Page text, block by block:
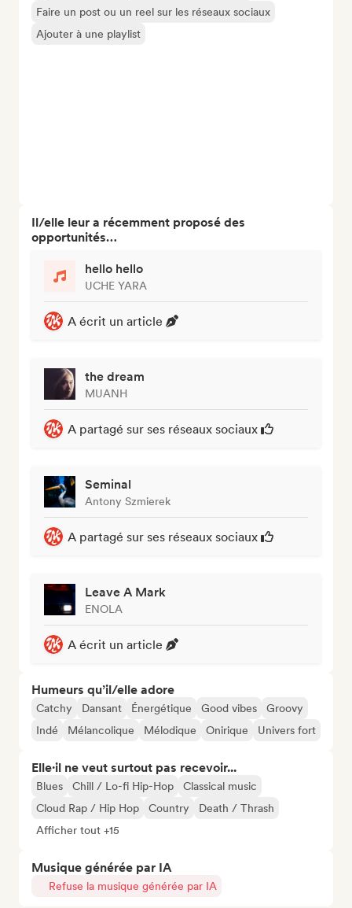
Faire un post ou un reel sur les réseaux sociaux
Ajouter à une playlist
Il/elle leur a récemment proposé des
opportunités…
hello hello
UCHE YARA
A écrit un article
the dream
MUANH
A partagé sur ses réseaux sociaux
Seminal
Antony Szmierek
A partagé sur ses réseaux sociaux
Leave A Mark
ENOLA
A écrit un article
Humeurs qu’il/elle adore
Catchy Dansant Énergétique Good vibes
Groovy
Indé
Mélancolique Mélodique Onirique Univers fort
Elle·il ne veut surtout pas recevoir...
Blues Chill / Lo-fi Hip-Hop
Classical music
Cloud Rap / Hip Hop
Country
Death / Thrash
Afficher tout +15
Musique générée par IA
Refuse la musique générée par IA